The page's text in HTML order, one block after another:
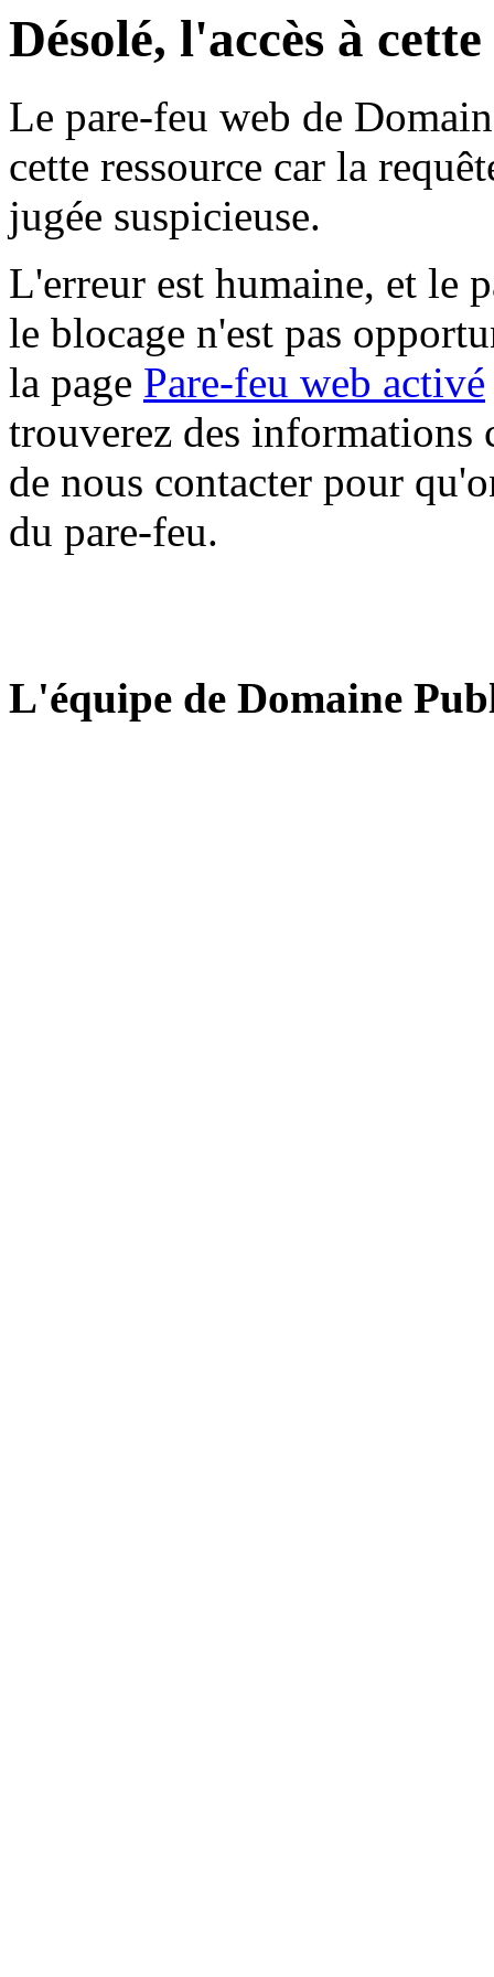
Désolé, l'accès à
Le pare-feu web de
cette ressource car la
jugée suspicieuse.
L'erreur est humaine, et le
le blocage n'est pas
la page Pare-feu web activé
trouverez des informations
de nous contacter pour
du pare-feu.
L'équipe de Domaine